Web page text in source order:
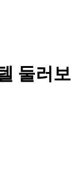
둘러보